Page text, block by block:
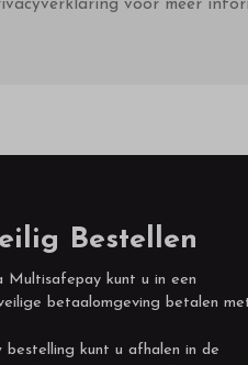
voor meer
Bestellen
Multisafepay kunt u in een
betaalomgeving betalen
bestelling kunt u afhalen in de